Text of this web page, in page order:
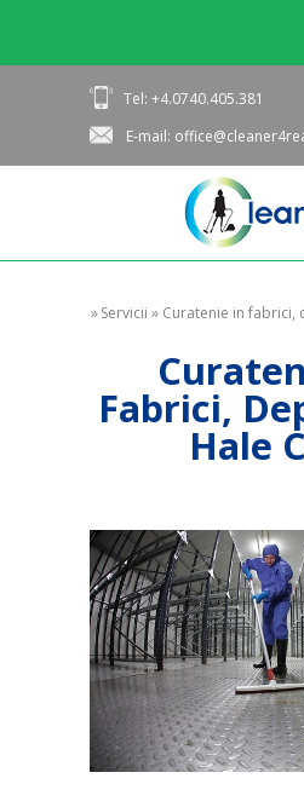
Tel: +4.0740.405.381
E-mail:
»Servicii » Curatenie in fabrici,
Fabrici,
Hale